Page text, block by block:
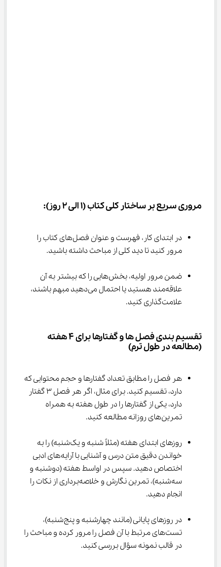
مروری سریع بر ساختار کلی کتاب (1 الی 2 روز):
در ابتدای کار، فهرست و عنوان فصل‌های کتاب را
مرور کنید تا دید کلی از مباحث داشته باشید.
ضمن مرور اولیه، بخش‌هایی را که بیشتر به آن
علاقه‌مند هستید یا احتمال می‌دهید مبهم باشند،
علامت‌گذاری کنید.
تقسیم بندی فصل ها و گفتارها برای 4 هفته
(مطالعه در طول ترم)
هر فصل را مطابق تعداد گفتارها و حجم محتوایی که
دارد، تقسیم کنید. برای مثال، اگر هر فصل 3 گفتار
دارد، یکی از گفتارها را در طول هفته به همراه
تمرین‌های روزانه مطالعه کنید.
روزهای ابتدای هفته (مثلاً شنبه و یک‌شنبه) را به
خواندن دقیق متن درس و آشنایی با آرایه‌های ادبی
اختصاص دهید. سپس در اواسط هفته (دوشنبه و
سه‌شنبه)، تمرین نگارش و خلاصه‌برداری از نکات را
انجام دهید.
در روزهای پایانی (مانند چهارشنبه و پنج‌شنبه)،
تست‌های مرتبط با آن فصل را مرور کرده و مباحث را
در قالب نمونه سؤال بررسی کنید.